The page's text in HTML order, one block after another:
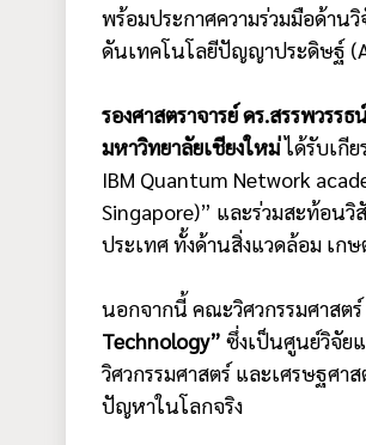
พร้อมประกาศความร่วมมือด้าน
ดันเทคโนโลยีปัญญาประดิษฐ์
รองศาสตราจารย์ ดร.สรรพวรร
มหาวิทยาลัยเชียงใหม่ได้รับเกีย
IBM Quantum Network
Singapore)” และร่วมสะท้อน
ประเทศ ทั้งด้านสิ่งแวดล้อม เก
นอกจากนี้ คณะวิศวกรรมศาสต
Technology” ซึ่งเป็นศูนย์วิจัย
วิศวกรรมศาสตร์ และเศรษฐศา
ปัญหาในโลกจริง